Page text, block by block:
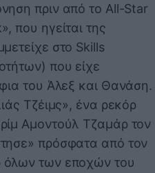
πριν από το All-Star
που ηγείται της
στο Skills
που είχε
του Άλεξ και Θανάση.
Τζέιμς», ένα ρεκόρ
Αμοντούλ Τζαμάρ τον
πρόσφατα από τον
όλων των εποχών του